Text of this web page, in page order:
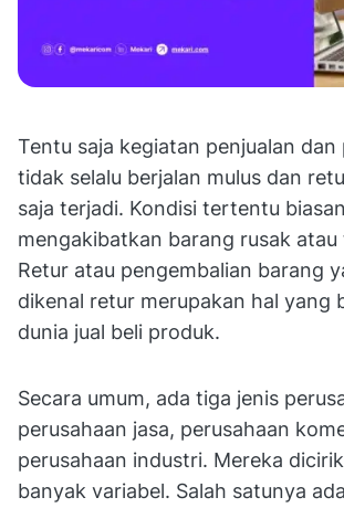
Tentu saja kegiatan penjualan dan
tidak selalu berjalan mulus dan
saja terjadi. Kondisi tertentu
mengakibatkan barang rusak atau
Retur atau pengembalian barang
dikenal retur merupakan hal yang
dunia jual beli produk.
Secara umum, ada tiga jenis
perusahaan jasa, perusahaan
perusahaan industri. Mereka
banyak variabel. Salah satunya